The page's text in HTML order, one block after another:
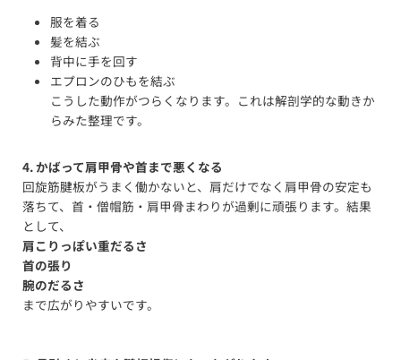
服を着る
髪を結ぶ
背中に手を回す
エプロンのひもを結ぶ
こうした動作がつらくなります。これは解剖学的な動きか
らみた整理です。
4. かばって肩甲骨や首まで悪くなる
回旋筋腱板がうまく働かないと、肩だけでなく肩甲骨の安定も
落ちて、首・僧帽筋・肩甲骨まわりが過剰に頑張ります。結果
として、
肩こりっぽい重だるさ
首の張り
腕のだるさ
まで広がりやすいです。